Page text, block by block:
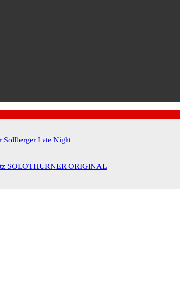
Sollberger Late Night
SOLOTHURNER ORIGINAL